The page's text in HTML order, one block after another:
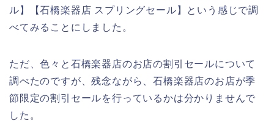
ル】【石橋楽器店 スプリングセール】という感じで調
べてみることにしました。
ただ、色々と石橋楽器店のお店の割引セールについて
調べたのですが、残念ながら、石橋楽器店のお店が季
節限定の割引セールを行っているかは分かりませんで
した。